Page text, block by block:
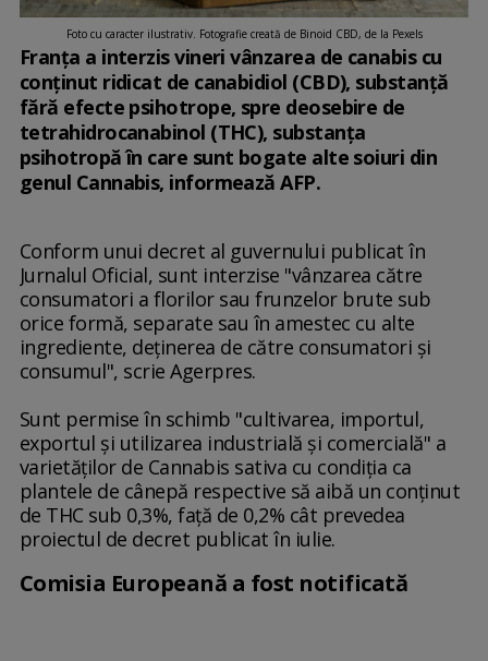
Foto cu caracter ilustrativ. Fotografie creată de Binoid CBD, de la Pexels
Franţa a interzis vineri vânzarea de canabis cu
conţinut ridicat de canabidiol (CBD), substanţă
fără efecte psihotrope, spre deosebire de
tetrahidrocanabinol (THC), substanţa
psihotropă în care sunt bogate alte soiuri din
genul Cannabis, informează AFP.
Conform unui decret al guvernului publicat în
Jurnalul Oficial, sunt interzise "vânzarea către
consumatori a florilor sau frunzelor brute sub
orice formă, separate sau în amestec cu alte
ingrediente, deţinerea de către consumatori şi
consumul", scrie Agerpres.
Sunt permise în schimb "cultivarea, importul,
exportul şi utilizarea industrială şi comercială" a
varietăţilor de Cannabis sativa cu condiţia ca
plantele de cânepă respective să aibă un conţinut
de THC sub 0,3%, faţă de 0,2% cât prevedea
proiectul de decret publicat în iulie.
Comisia Europeană a fost notificată